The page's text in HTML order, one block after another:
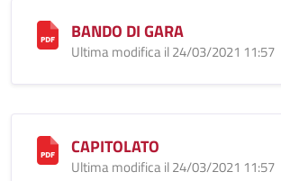
BANDO DI GARA
Ultima modifica il 24/03/2021 11:57
CAPITOLATO
Ultima modifica il 24/03/2021 11:57